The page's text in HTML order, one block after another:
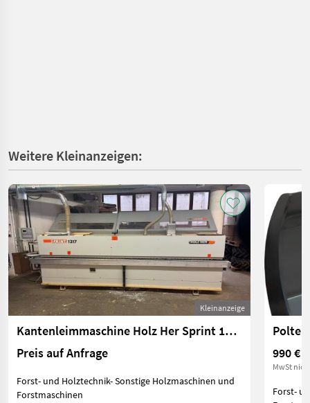
Weitere Kleinanzeigen:
Kleinanzeige
Kantenleimmaschine Holz Her Sprint 1307
Preis auf Anfrage
Forst- und Holztechnik- Sonstige Holzmaschinen und
Forstmaschinen
990 €
MwSt
Forst-